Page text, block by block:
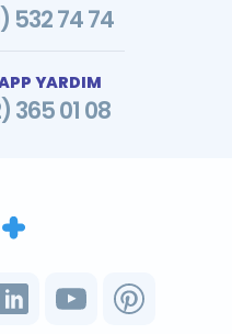
532 74 74
YARDIM
365 01 08